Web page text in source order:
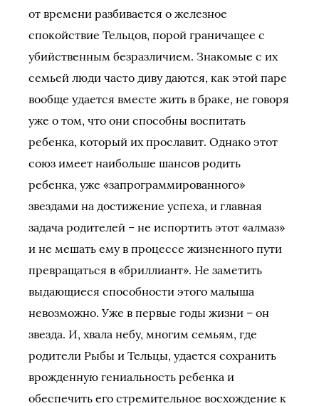
от времени разбивается о железное
спокойствие Тельцов, порой граничащее с
убийственным безразличием. Знакомые с их
семьей люди часто диву даются, как этой паре
вообще удается вместе жить в браке, не говоря
уже о том, что они способны воспитать
ребенка, который их прославит. Однако этот
союз имеет наибольше шансов родить
ребенка, уже «запрограммированного»
звездами на достижение успеха, и главная
задача родителей – не испортить этот «алмаз»
и не мешать ему в процессе жизненного пути
превращаться в «бриллиант». Не заметить
выдающиеся способности этого малыша
невозможно. Уже в первые годы жизни – он
звезда. И, хвала небу, многим семьям, где
родители Рыбы и Тельцы, удается сохранить
врожденную гениальность ребенка и
обеспечить его стремительное восхождение к